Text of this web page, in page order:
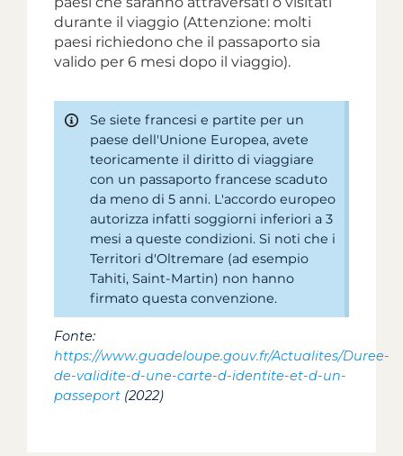
durante il viaggio (Attenzione: molti
paesi richiedono che il passaporto sia
valido per 6 mesi dopo il viaggio).
Se siete francesi e partite per un
paese dell'Unione Europea, avete
teoricamente il diritto di viaggiare
con un passaporto francese scaduto
da meno di 5 anni. L'accordo europeo
autorizza infatti soggiorni inferiori a 3
mesi a queste condizioni. Si noti che i
Territori d'Oltremare (ad esempio
Tahiti, Saint-Martin) non hanno
firmato questa convenzione.
Fonte:
https://www.guadeloupe.gouv.fr/Actualites/Duree-
de-validite-d-une-carte-d-identite-et-d-un-
passeport (2022)